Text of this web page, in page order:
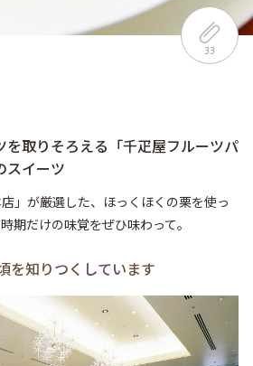
33
を取りそろえる「千疋屋フルーツパ
スイーツ
」が厳選した、ほっくほくの栗を使っ
期だけの味覚をぜひ味わって。
を知りつくしています